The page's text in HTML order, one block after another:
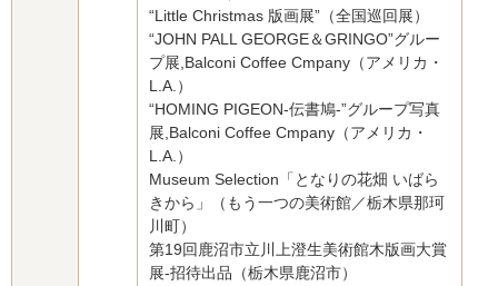
“Little Christmas 版画展”（全国巡回展）
“JOHN PALL GEORGE＆GRINGO”グルー
プ展,Balconi Coffee Cmpany（アメリカ・
L.A.）
“HOMING PIGEON‐伝書鳩‐”グループ写真
展,Balconi Coffee Cmpany（アメリカ・
L.A.）
Museum Selection「となりの花畑 いばら
きから」（もう一つの美術館／栃木県那珂
川町）
第19回鹿沼市立川上澄生美術館木版画大賞
展‐招待出品（栃木県鹿沼市）